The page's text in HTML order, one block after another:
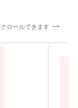
スクロールできます